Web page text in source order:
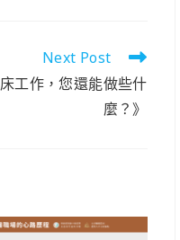
Next Post
工作，您還能做些什
麼？》